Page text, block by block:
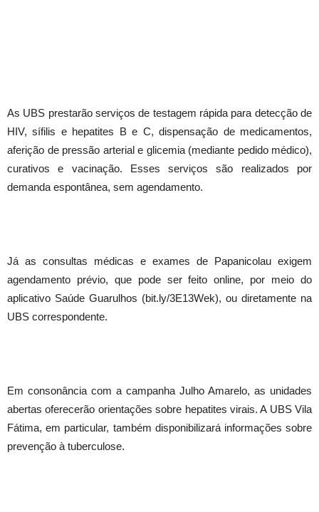
As UBS prestarão serviços de testagem rápida para detecção de
HIV, sífilis e hepatites B e C, dispensação de medicamentos,
aferição de pressão arterial e glicemia (mediante pedido médico),
curativos e vacinação. Esses serviços são realizados por
demanda espontânea, sem agendamento.
Já as consultas médicas e exames de Papanicolau exigem
agendamento prévio, que pode ser feito online, por meio do
aplicativo Saúde Guarulhos (bit.ly/3E13Wek), ou diretamente na
UBS correspondente.
Em consonância com a campanha Julho Amarelo, as unidades
abertas oferecerão orientações sobre hepatites virais. A UBS Vila
Fátima, em particular, também disponibilizará informações sobre
prevenção à tuberculose.